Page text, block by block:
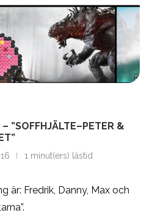
”SOFFHJÄLTE–PETER &
1 minut(ers) lästid
är: Fredrik, Danny, Max och